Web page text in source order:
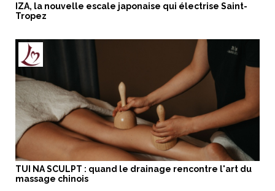
IZA, la nouvelle escale japonaise qui électrise Saint-
Tropez
TUI NA SCULPT : quand le drainage rencontre l'art du
massage chinois